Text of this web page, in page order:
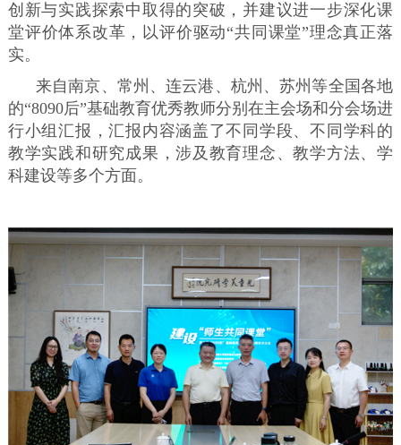
创新与实践探索中取得的突破，并建议进一步深化课
堂评价体系改革，以评价驱动“共同课堂”理念真正落
实。
来自南京、常州、连云港、杭州、苏州等全国各地
的“8090后”基础教育优秀教师分别在主会场和分会场进
行小组汇报，汇报内容涵盖了不同学段、不同学科的
教学实践和研究成果，涉及教育理念、教学方法、学
科建设等多个方面。